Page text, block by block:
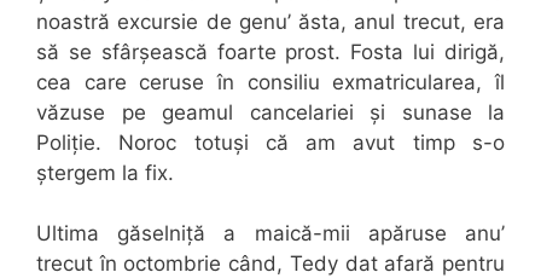
noastră excursie de genu’ ăsta, anul trecut, era
să se sfârșească foarte prost. Fosta lui dirigă,
cea care ceruse în consiliu exmatricularea, îl
văzuse pe geamul cancelariei și sunase la
Poliție. Noroc totuși că am avut timp s-o
ștergem la fix.
Ultima găselniță a maică-mii apăruse anu’
trecut în octombrie când, Tedy dat afară pentru